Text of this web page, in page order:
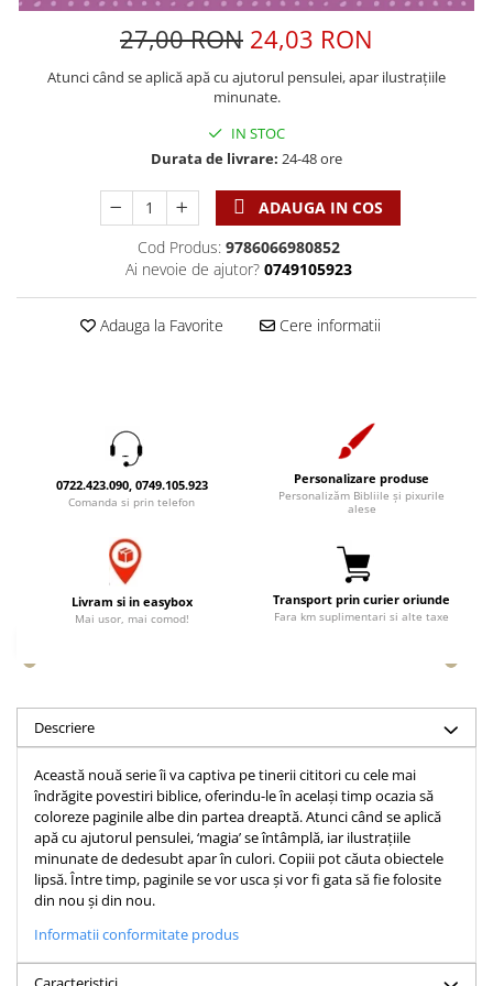
Viata de familie
Harfe / Partituri
Despre biserica
Predici/ Schite de predici
Resurse studiu biblic
Instrumente teologice
Comentarii
Enciclopedii
Biografii
Eseuri
Marturii
Romane
Meditatii
Pedagogie
Poezii
Reviste
Sanatate
Pix plastic
Jurnale
Foarte puternici
Obiecte decorative
Produse din lemn
Accesorii birou
Tablouri din lemn
Pungi cadou cu versete
Sacoșă
Set cadou
Statuete
Sticle apa
Suport pentru pahar
Tablouri
Tablouri canvas
Termos
Tablouri
Alte suveniruri
Suport pahar
Timisoara
Suport pahar
Carti postale
Magneti
27,00 RON 24,03 RON
Atunci când se aplică apă cu ajutorul pensulei, apar ilustrațiile
minunate.
IN STOC
Durata de livrare: 24-48 ore
ADAUGA IN COS
Cod Produs: 9786066980852
Ai nevoie de ajutor? 0749105923
Adauga la Favorite Cere informatii
0722.423.090, 0749.105.923
Comanda si prin telefon
Personalizare produse
Personalizăm Bibliile și pixurile
alese
Livram si in easybox
Mai usor, mai comod!
Transport prin curier oriunde
Fara km suplimentari si alte taxe
Descriere
Această nouă serie îi va captiva pe tinerii cititori cu cele mai
îndrăgite povestiri biblice, oferindu-le în același timp ocazia să
coloreze paginile albe din partea dreaptă. Atunci când se aplică
apă cu ajutorul pensulei, ‘magia’ se întâmplă, iar ilustrațiile
minunate de dedesubt apar în culori. Copiii pot căuta obiectele
lipsă. Între timp, paginile se vor usca și vor fi gata să fie folosite
din nou și din nou.
Informatii conformitate produs